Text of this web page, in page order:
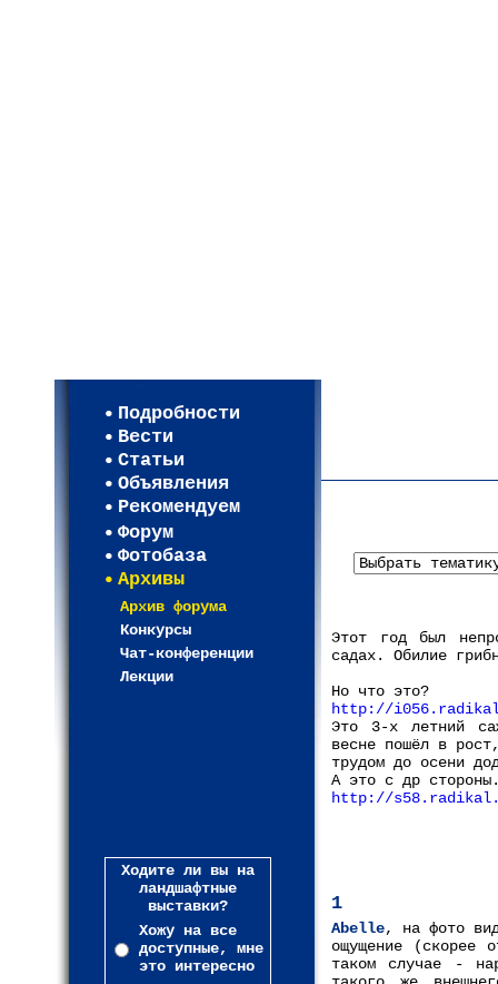
Подробности
Вести
Статьи
Объявления
Рекомендуем
Форум
Фотобаза
Архивы
Архив форума
Конкурсы
Чат-конференции
Лекции
Ходите ли вы на
ландшафтные
выставки?
Хожу на все
доступные, мне
это интересно
Этот год был
садах. Обилие
Но что это?
http://
Это 3-х летний
весне пошёл в
трудом до осени
А это с др
http://
1
Abelle, на фото
ощущение (скорее
таком случае -